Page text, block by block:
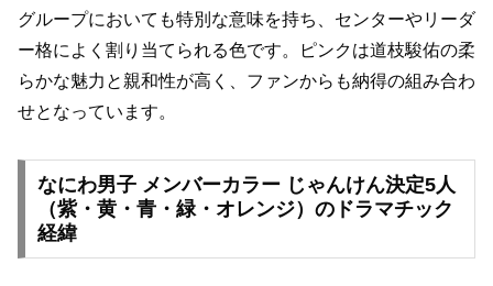
グループにおいても特別な意味を持ち、センターやリーダ
ー格によく割り当てられる色です。ピンクは道枝駿佑の柔
らかな魅力と親和性が高く、ファンからも納得の組み合わ
せとなっています。
なにわ男子 メンバーカラー じゃんけん決定5人
（紫・黄・青・緑・オレンジ）のドラマチック
経緯